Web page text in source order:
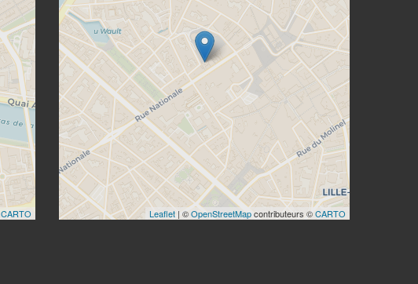
CARTO Leaflet| ©OpenStreetMapcontributeurs ©CARTO